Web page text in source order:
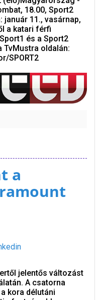
18.00, Sport2
11., vasárnap,
a katari férfi
és a Sport2
TvMustra oldalán:
SPORT2
a
jelentős változást
A csatorna
kora délutáni